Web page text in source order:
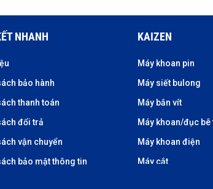
NHANH
bảo hành
thanh toán
đổi trả
vận chuyển
bảo mật thông tin
KAIZEN
Máy khoan pin
Máy siết bulong
Máy bắn vít
Máy khoan/đục bê
Máy khoan điện
Máy cắt